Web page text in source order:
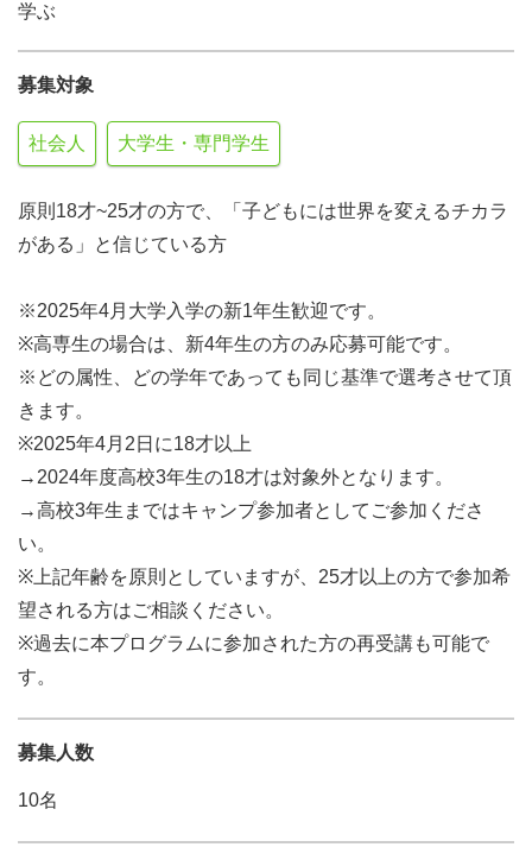
学ぶ
募集対象
社会人 大学生・専門学生
原則18才~25才の方で、「子どもには世界を変えるチカラ
がある」と信じている方
※2025年4月大学入学の新1年生歓迎です。
※高専生の場合は、新4年生の方のみ応募可能です。
※どの属性、どの学年であっても同じ基準で選考させて頂
きます。
※2025年4月2日に18才以上
→2024年度高校3年生の18才は対象外となります。
→高校3年生まではキャンプ参加者としてご参加くださ
い。
※上記年齢を原則としていますが、25才以上の方で参加希
望される方はご相談ください。
※過去に本プログラムに参加された方の再受講も可能で
す。
募集人数
10名